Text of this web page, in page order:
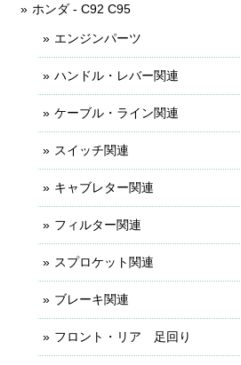
ホンダ - C92 C95
エンジンパーツ
ハンドル・レバー関連
ケーブル・ライン関連
スイッチ関連
キャブレター関連
フィルター関連
スプロケット関連
ブレーキ関連
フロント・リア 足回り